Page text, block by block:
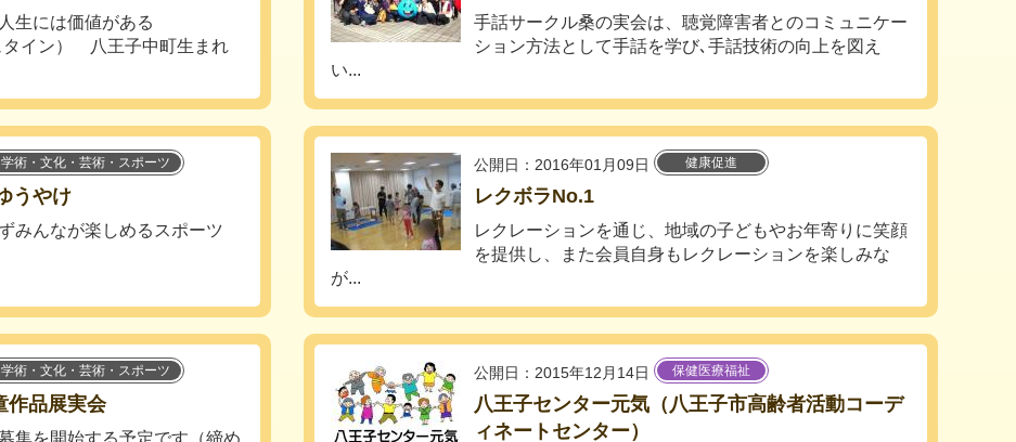
そ人生には価値がある
タイン） 八王子中町生まれ
手話サークル桑の実会は、聴覚障害者とのコミュニケー
ション方法として手話を学び､手話技術の向上を図え
い...
学術・文化・芸術・スポーツ
うやけ
みんなが楽しめるスポーツ
公開日：2016年01月09日 健康促進
レクボラNo.1
レクレーションを通じ、地域の子どもやお年寄りに笑顔
を提供し、また会員自身もレクレーションを楽しみな
が...
学術・文化・芸術・スポーツ
作品展実会
集を開始する予定です（締め
公開日：2015年12月14日 保健医療福祉
八王子センター元気（八王子市高齢者活動コーデ
ィネートセンター）